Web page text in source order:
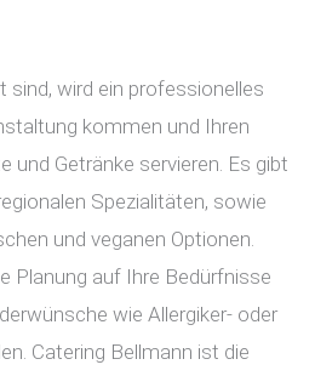
sind, wird ein professionelles
kommen und Ihren
und Getränke servieren. Es gibt
Spezialitäten, sowie
und veganen Optionen.
Planung auf Ihre Bedürfnisse
wie Allergiker- oder
Catering Bellmann ist die